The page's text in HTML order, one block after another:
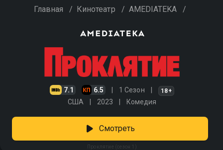
Главная / Кинотеатр / AMEDIATEKA /
7.1 6.5 1 Сезон 18+
США 2023 Комедия
Проклятие (сезон 1)
Смотреть